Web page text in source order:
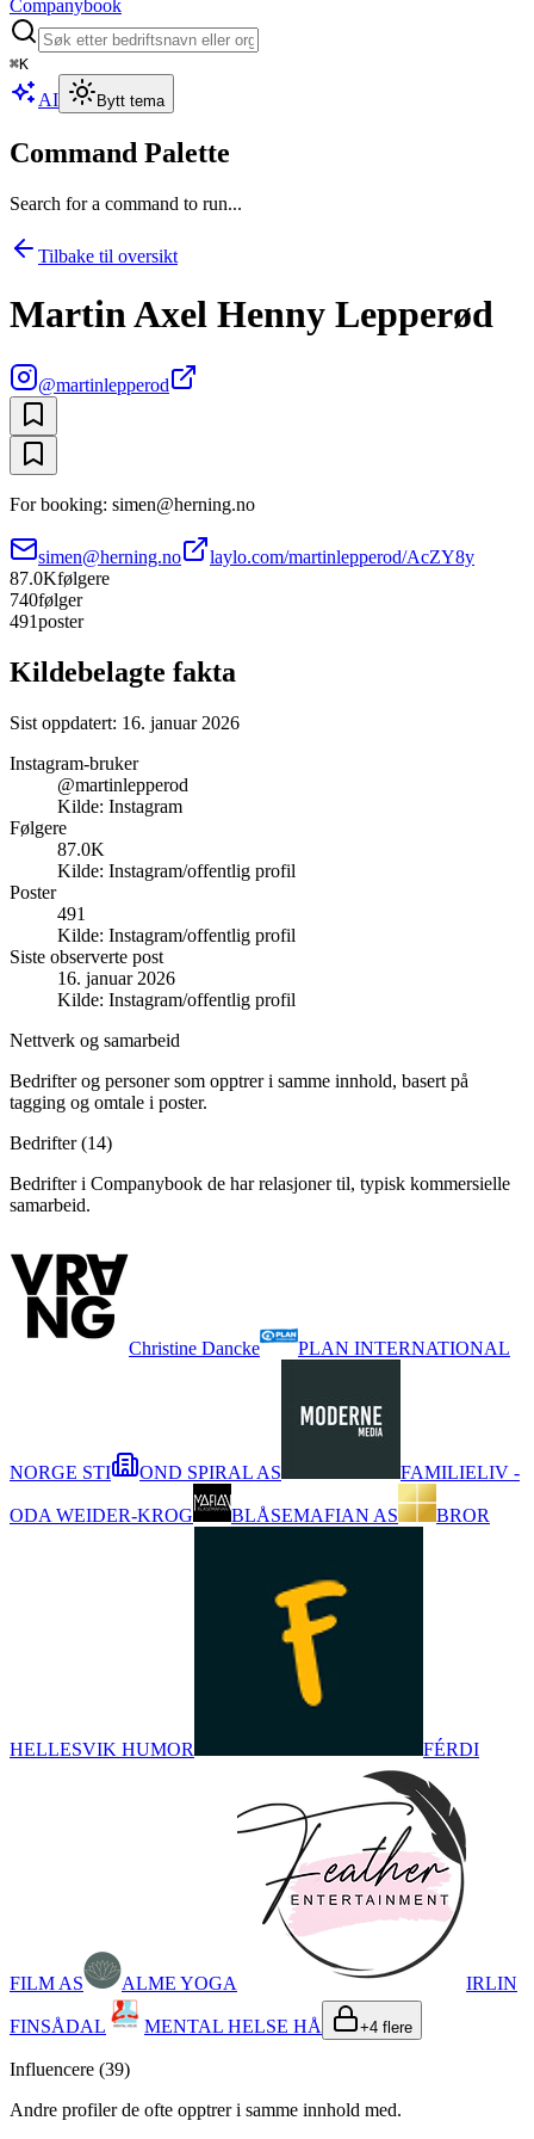
Companybook
⌘K
AI Bytt tema
Command Palette
Search for a command to run...
Tilbake til oversikt
Martin Axel Henny Lepperød
@martinlepperod
For booking: simen@herning.no
simen@herning.no
laylo.com/martinlepperod/AcZY8y
87.0Kfølgere
740følger
491poster
Kildebelagte fakta
Sist oppdatert: 16. januar 2026
Instagram-bruker
@martinlepperod
Kilde: Instagram
Følgere
87.0K
Kilde: Instagram/offentlig profil
Poster
491
Kilde: Instagram/offentlig profil
Siste observerte post
16. januar 2026
Kilde: Instagram/offentlig profil
Nettverk og samarbeid
Bedrifter og personer som opptrer i samme innhold, basert på
tagging og omtale i poster.
Bedrifter (14)
Bedrifter i Companybook de har relasjoner til, typisk kommersielle
samarbeid.
Christine Dancke PLAN INTERNATIONAL
NORGE STI OND SPIRAL AS FAMILIELIV -
ODA WEIDER-KROG BLÅSEMAFIAN AS BROR
HELLESVIK HUMOR FÉRDI
FILM AS ALME YOGA IRLIN
FINSÅDAL MENTAL HELSE HÅ +4 flere
Influencere (39)
Andre profiler de ofte opptrer i samme innhold med.